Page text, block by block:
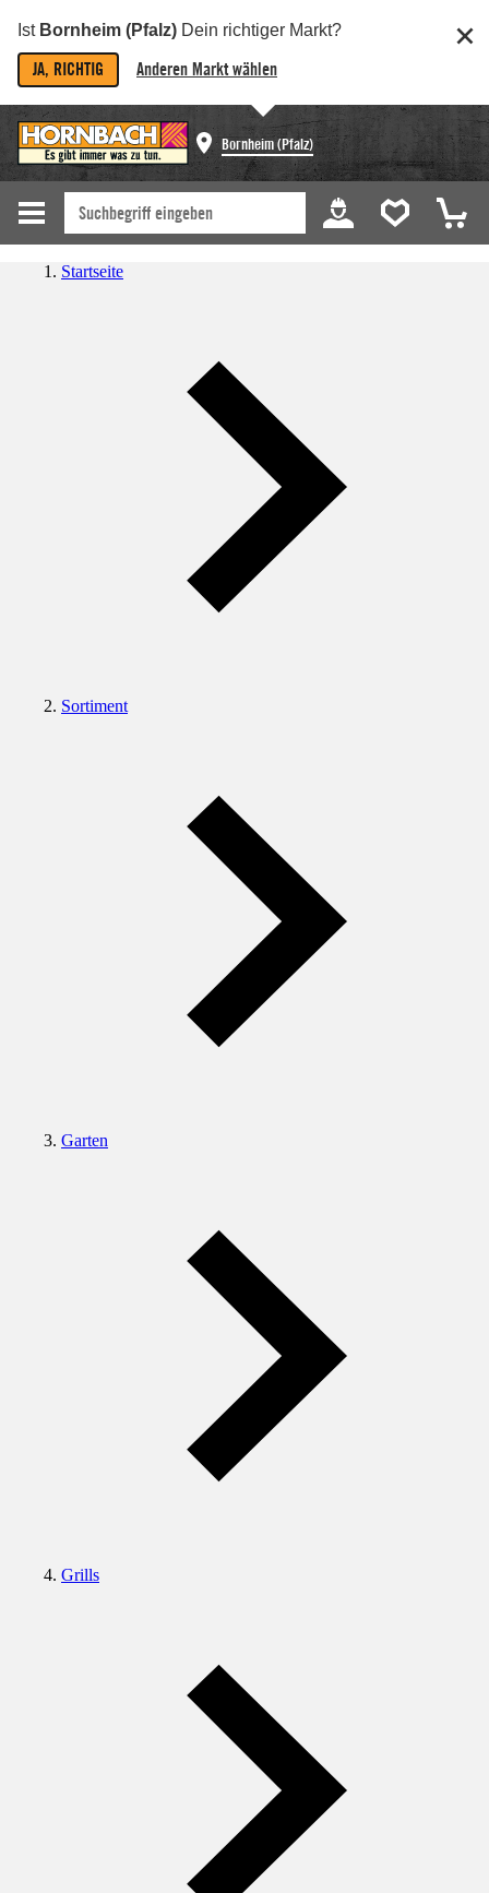
Ist Bornheim (Pfalz) Dein richtiger Markt?
JA, RICHTIG Anderen Markt wählen
Bornheim (Pfalz)
Startseite
Sortiment
Garten
Grills